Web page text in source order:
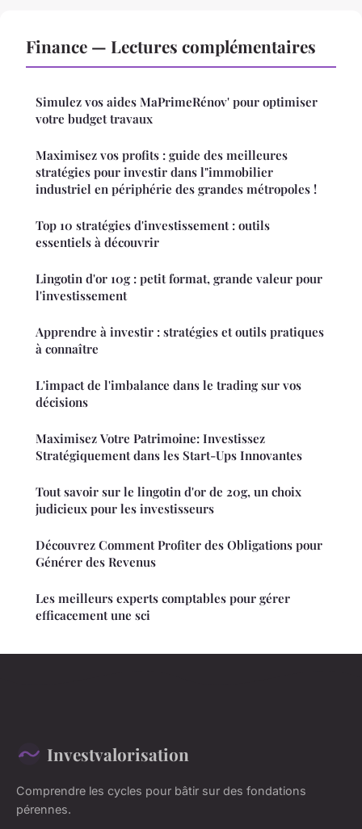
Finance — Lectures complémentaires
Simulez vos aides MaPrimeRénov' pour optimiser
votre budget travaux
Maximisez vos profits : guide des meilleures
stratégies pour investir dans l"immobilier
industriel en périphérie des grandes métropoles !
Top 10 stratégies d'investissement : outils
essentiels à découvrir
Lingotin d'or 10g : petit format, grande valeur pour
l'investissement
Apprendre à investir : stratégies et outils pratiques
à connaître
L'impact de l'imbalance dans le trading sur vos
décisions
Maximisez Votre Patrimoine: Investissez
Stratégiquement dans les Start-Ups Innovantes
Tout savoir sur le lingotin d'or de 20g, un choix
judicieux pour les investisseurs
Découvrez Comment Profiter des Obligations pour
Générer des Revenus
Les meilleurs experts comptables pour gérer
efficacement une sci
Investvalorisation
Comprendre les cycles pour bâtir sur des fondations
pérennes.